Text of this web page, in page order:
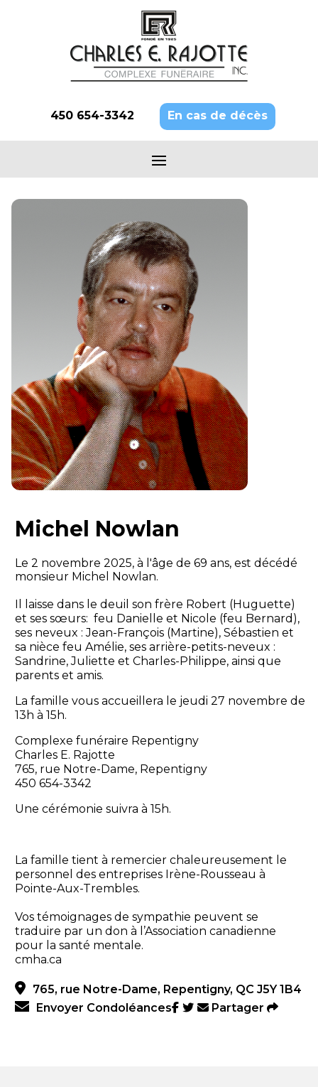
450 654-3342 En cas de décès
Michel Nowlan
Le 2 novembre 2025, à l'âge de 69 ans, est décédé
monsieur Michel Nowlan.
Il laisse dans le deuil son frère Robert (Huguette)
et ses sœurs: feu Danielle et Nicole (feu Bernard),
ses neveux : Jean-François (Martine), Sébastien et
sa nièce feu Amélie, ses arrière-petits-neveux :
Sandrine, Juliette et Charles-Philippe, ainsi que
parents et amis.
La famille vous accueillera le jeudi 27 novembre de
13h à 15h.
Complexe funéraire Repentigny
Charles E. Rajotte
765, rue Notre-Dame, Repentigny
450 654-3342
Une cérémonie suivra à 15h.
La famille tient à remercier chaleureusement le
personnel des entreprises Irène-Rousseau à
Pointe-Aux-Trembles.
Vos témoignages de sympathie peuvent se
traduire par un don à l’Association canadienne
pour la santé mentale.
cmha.ca
765, rue Notre-Dame, Repentigny, QC J5Y 1B4
Envoyer Condoléances
Partager